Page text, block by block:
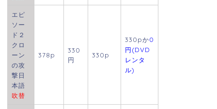
エピ
ソー
ド２
クロ
ーン
の攻
撃日
本語
吹替
378p
330
円
330p
330pか0
円(DVD
レンタ
ル)